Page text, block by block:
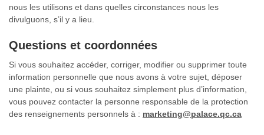
nous les utilisons et dans quelles circonstances nous les
divulguons, s’il y a lieu.
Questions et coordonnées
Si vous souhaitez accéder, corriger, modifier ou supprimer toute
information personnelle que nous avons à votre sujet, déposer
une plainte, ou si vous souhaitez simplement plus d’information,
vous pouvez contacter la personne responsable de la protection
des renseignements personnels à : marketing@palace.qc.ca